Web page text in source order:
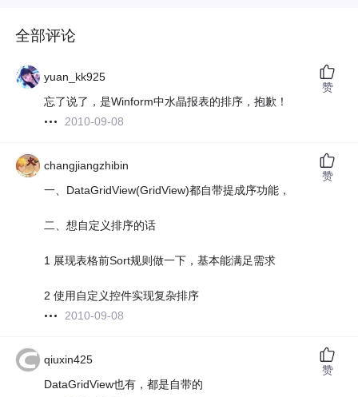
全部评论
yuan_kk925
忘了说了，是Winform中水晶报表的排序，抱歉！
2010-09-08
赞
changjiangzhibin
一、DataGridView(GridView)都自带提成序功能，
二、想自定义排序的话
1 展现表格前Sort规则做一下，基本能满足需求
2 使用自定义控件实现复杂排序
2010-09-08
赞
qiuxin425
DataGridView也有，都是自带的
赞